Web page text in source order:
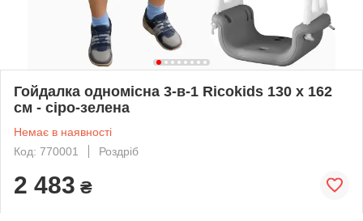
Гойдалка одномісна 3-в-1 Ricokids 130 х 162
см - сіро-зелена
Немає в наявності
Код: 770001
Роздріб
2 483 ₴